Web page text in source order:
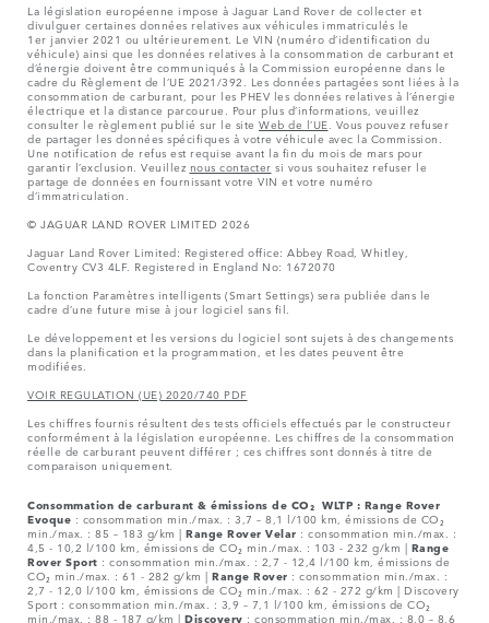
La législation européenne impose à Jaguar Land Rover de collecter et
divulguer certaines données relatives aux véhicules immatriculés le
1er janvier 2021 ou ultérieurement. Le VIN (numéro d’identification du
véhicule) ainsi que les données relatives à la consommation de carburant et
d’énergie doivent être communiqués à la Commission européenne dans le
cadre du Règlement de l’UE 2021/392. Les données partagées sont liées à la
consommation de carburant, pour les PHEV les données relatives à l’énergie
électrique et la distance parcourue. Pour plus d’informations, veuillez
consulter le règlement publié sur le site Web de l’UE . Vous pouvez refuser
de partager les données spécifiques à votre véhicule avec la Commission.
Une notification de refus est requise avant la fin du mois de mars pour
garantir l’exclusion. Veuillez nous contacter si vous souhaitez refuser le
partage de données en fournissant votre VIN et votre numéro
d’immatriculation.
© JAGUAR LAND ROVER LIMITED 2026
Jaguar Land Rover Limited: Registered office: Abbey Road, Whitley,
Coventry CV3 4LF. Registered in England No: 1672070
La fonction Paramètres intelligents (Smart Settings) sera publiée dans le
cadre d’une future mise à jour logiciel sans fil.
Le développement et les versions du logiciel sont sujets à des changements
dans la planification et la programmation, et les dates peuvent être
modifiées.
VOIR REGULATION (UE) 2020/740 PDF
Les chiffres fournis résultent des tests officiels effectués par le constructeur
conformément à la législation européenne. Les chiffres de la consommation
réelle de carburant peuvent différer ; ces chiffres sont donnés à titre de
comparaison uniquement.
Consommation de carburant & émissions de CO₂ WLTP : Range Rover
Evoque : consommation min./max. : 3,7 – 8,1 l/100 km, émissions de CO₂
min./max. : 85 – 183 g/km | Range Rover Velar : consommation min./max. :
4,5 - 10,2 l/100 km, émissions de CO₂ min./max. : 103 - 232 g/km | Range
Rover Sport : consommation min./max. : 2,7 - 12,4 l/100 km, émissions de
CO₂ min./max. : 61 - 282 g/km | Range Rover : consommation min./max. :
2,7 - 12,0 l/100 km, émissions de CO₂ min./max. : 62 - 272 g/km | Discovery
Sport : consommation min./max. : 3,9 – 7,1 l/100 km, émissions de CO₂
min./max. : 88 - 187 g/km | Discovery : consommation min./max. : 8,0 – 8,6